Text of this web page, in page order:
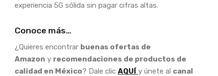
experiencia 5G sólida sin pagar cifras altas.
Conoce más…
¿Quieres encontrar buenas ofertas de
Amazon y recomendaciones de productos de
calidad en México? Dale clic AQUÍ y únete al canal